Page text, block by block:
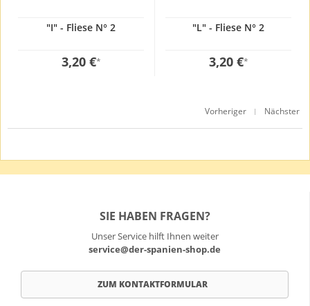
"I" - Fliese N° 2
3,20 €*
"L" - Fliese N° 2
3,20 €*
Vorheriger | Nächster
SIE HABEN FRAGEN?
Unser Service hilft Ihnen weiter
service@der-spanien-shop.de
ZUM KONTAKTFORMULAR